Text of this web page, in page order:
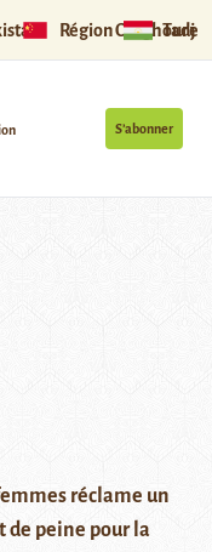
Région Ouïghoure
S’abonner
réclame un
peine pour la